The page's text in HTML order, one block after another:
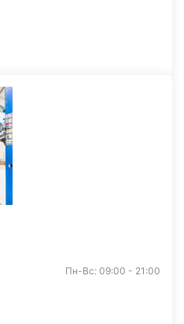
Пн-Вс: 09:00 - 21:00